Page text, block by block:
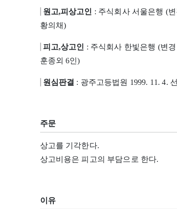
원고,피상고인 : 주식회사 서울은행 (
황의채)
피고,상고인 : 주식회사 한빛은행 (변
훈종외 6인)
원심판결 : 광주고등법원 1999. 11. 4.
주문
상고를 기각한다.
상고비용은 피고의 부담으로 한다.
이유